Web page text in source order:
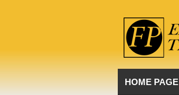
HOME PAGE